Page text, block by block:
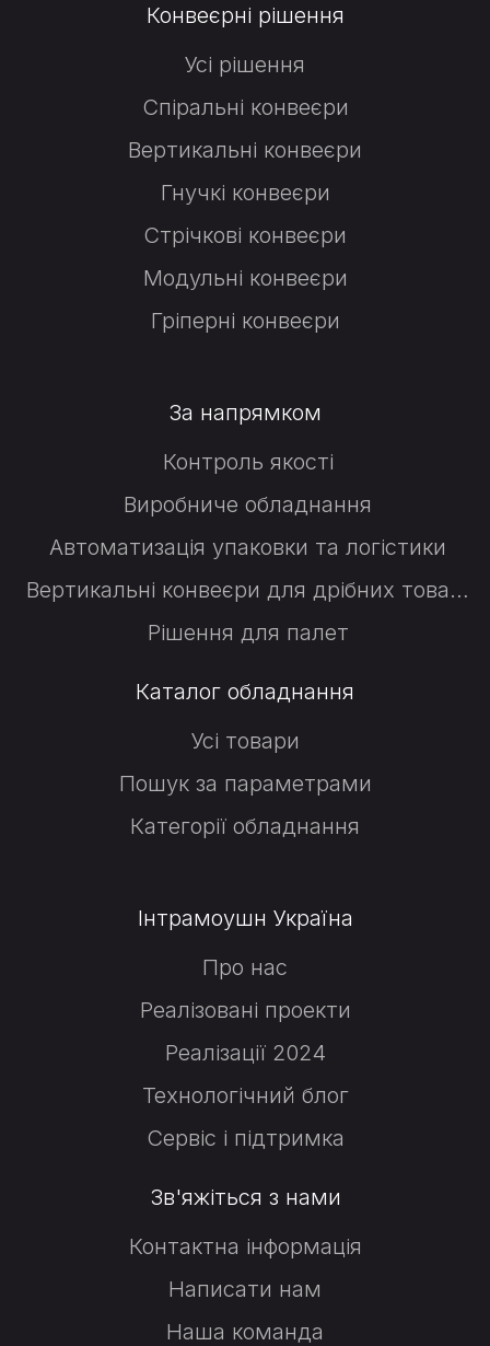
Конвеєрні рішення
Усі рішення
Спіральні конвеєри
Вертикальні конвеєри
Гнучкі конвеєри
Стрічкові конвеєри
Модульні конвеєри
Гріперні конвеєри
За напрямком
Контроль якості
Виробниче обладнання
Автоматизація упаковки та логістики
Вертикальні конвеєри для дрібних товарів
Рішення для палет
Каталог обладнання
Усі товари
Пошук за параметрами
Категорії обладнання
Інтрамоушн Україна
Про нас
Реалізовані проекти
Реалізації 2024
Технологічний блог
Сервіс і підтримка
Зв'яжіться з нами
Контактна інформація
Написати нам
Наша команда